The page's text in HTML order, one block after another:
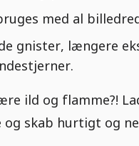
med al
gnister, længere
ild og flamme?!
skab hurtigt og